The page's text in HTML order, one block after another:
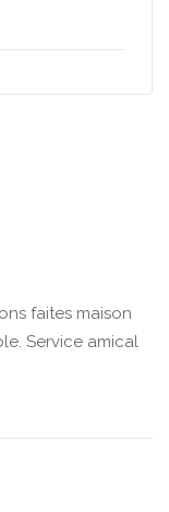
faites maison
Service amical